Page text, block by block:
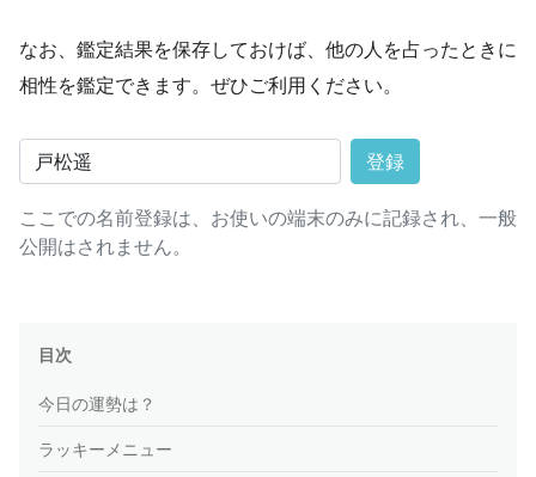
なお、鑑定結果を保存しておけば、他の人を占ったときに
相性を鑑定できます。ぜひご利用ください。
登録
ここでの名前登録は、お使いの端末のみに記録され、一般
公開はされません。
目次
今日の運勢は？
ラッキーメニュー